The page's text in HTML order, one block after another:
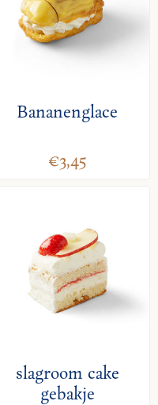
Bananenglace
€3,45
slagroom cake
gebakje